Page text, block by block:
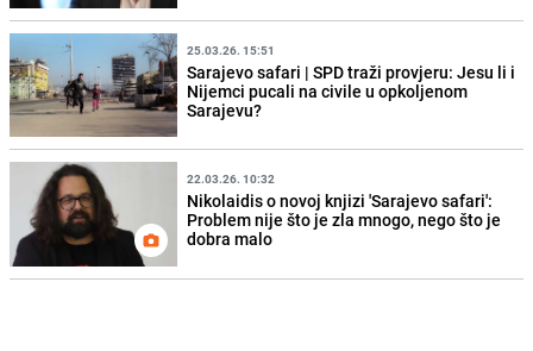
25.03.26. 15:51
Sarajevo safari | SPD traži provjeru: Jesu li i
Nijemci pucali na civile u opkoljenom
Sarajevu?
22.03.26. 10:32
Nikolaidis o novoj knjizi 'Sarajevo safari':
Problem nije što je zla mnogo, nego što je
dobra malo